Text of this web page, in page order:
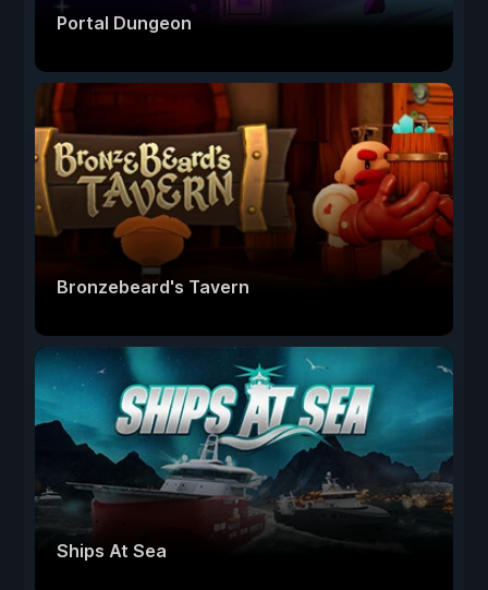
Portal Dungeon
Bronzebeard's Tavern
Ships At Sea